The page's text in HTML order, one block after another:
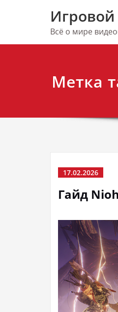
Всё о мире
Метка
17.02.2026
Гайд